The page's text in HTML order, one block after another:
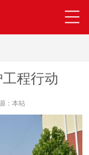
程行动
：本站